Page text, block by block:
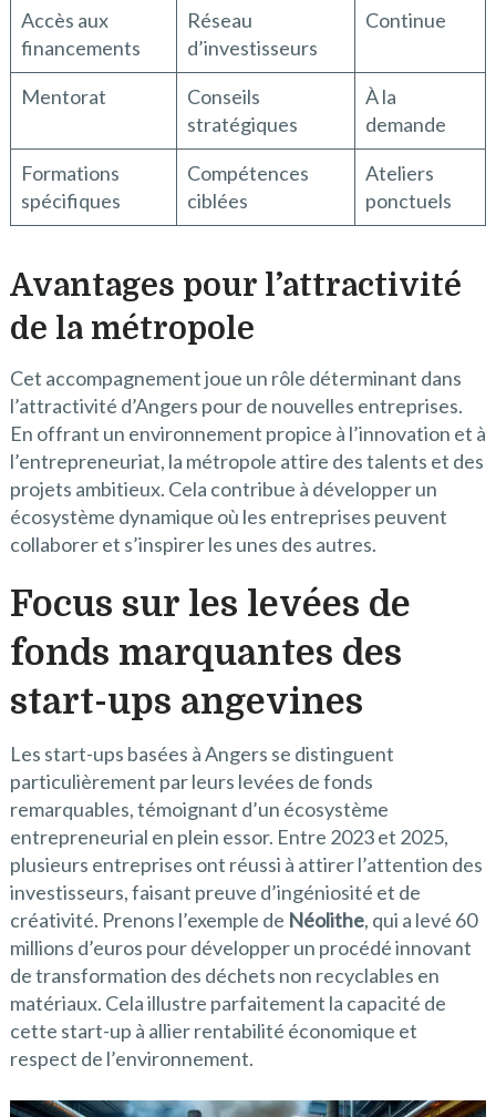
Accès aux
financements
Réseau
d’investisseurs
Continue
Mentorat
Conseils
stratégiques
À la
demande
Formations
spécifiques
Compétences
ciblées
Ateliers
ponctuels
Avantages pour l’attractivité
de la métropole
Cet accompagnement joue un rôle déterminant dans
l’attractivité d’Angers pour de nouvelles entreprises.
En offrant un environnement propice à l’innovation et à
l’entrepreneuriat, la métropole attire des talents et des
projets ambitieux. Cela contribue à développer un
écosystème dynamique où les entreprises peuvent
collaborer et s’inspirer les unes des autres.
Focus sur les levées de
fonds marquantes des
start-ups angevines
Les start-ups basées à Angers se distinguent
particulièrement par leurs levées de fonds
remarquables, témoignant d’un écosystème
entrepreneurial en plein essor. Entre 2023 et 2025,
plusieurs entreprises ont réussi à attirer l’attention des
investisseurs, faisant preuve d’ingéniosité et de
créativité. Prenons l’exemple de Néolithe, qui a levé 60
millions d’euros pour développer un procédé innovant
de transformation des déchets non recyclables en
matériaux. Cela illustre parfaitement la capacité de
cette start-up à allier rentabilité économique et
respect de l’environnement.